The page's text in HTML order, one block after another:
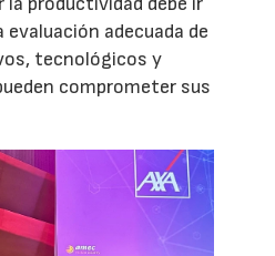
evaluación adecuada de
tecnológicos y
comprometer sus